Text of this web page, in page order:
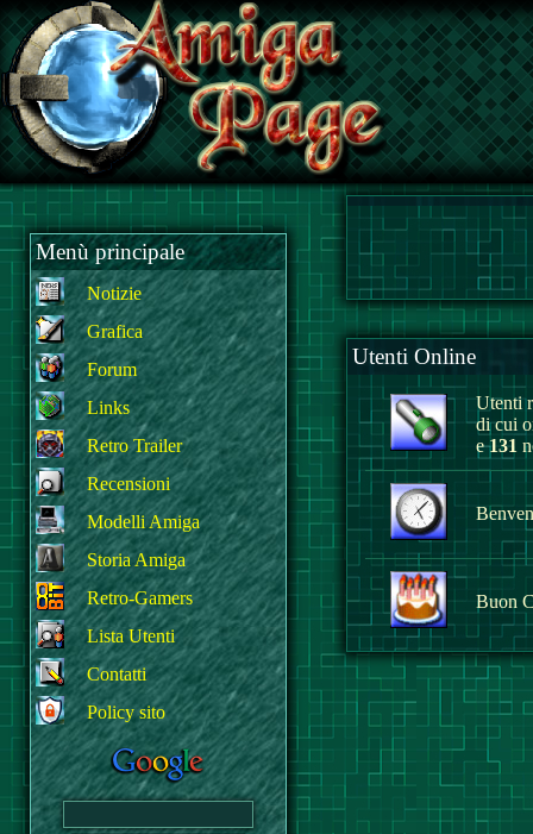
Menù principale
Notizie
Grafica
Forum
Links
Retro Trailer
Recensioni
Modelli Amiga
Storia Amiga
Retro-Gamers
Lista Utenti
Contatti
Policy sito
Utenti Online
Utenti
di cui
e131
Buon